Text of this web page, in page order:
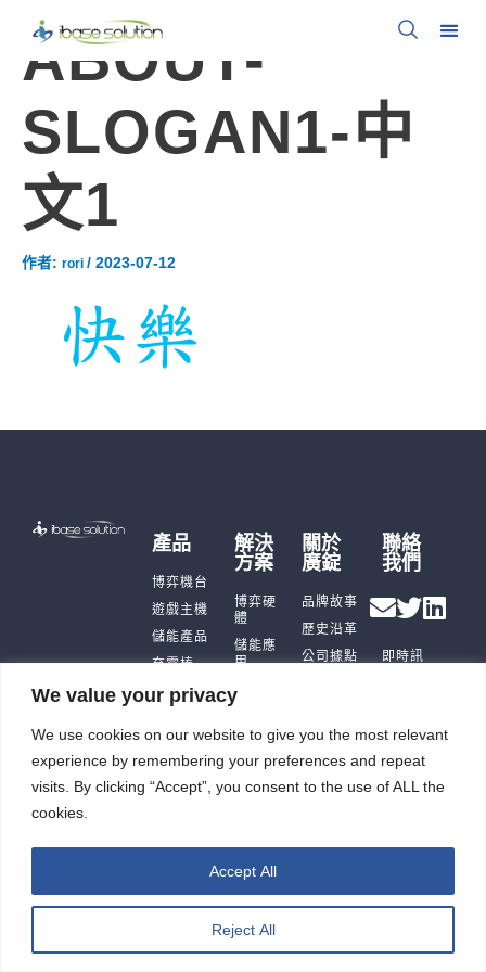
We value your privacy
We use cookies on our website to give you the most relevant
experience by remembering your preferences and repeat
visits. By clicking “Accept”, you consent to the use of ALL the
cookies.
Reject All
Accept All
ABOUT-
SLOGAN1-中
文1
作者: rori / 2023-07-12
產品
博弈機台
遊戲主機
儲能產品
充電樁
觸控平板
電腦
智能重訓
解決
方案
博弈硬
體
儲能應
用
智能自
關於
廣錠
品牌故事
歷史沿革
公司據點
聯絡
我們
即時訊
ESG
網頁設計公司：振作雲科技